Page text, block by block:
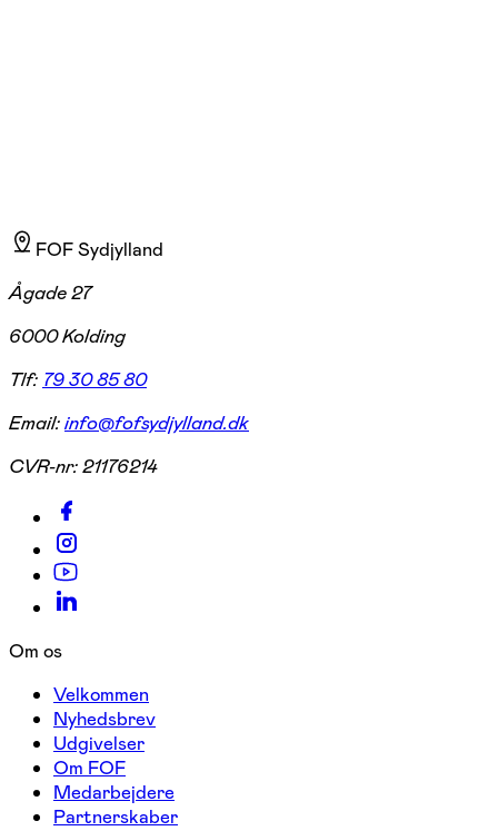
FOF Sydjylland
Ågade 27
6000 Kolding
Tlf: 79 30 85 80
Email:info@fofsydjylland.dk
CVR-nr:21176214
Om os
Velkommen
Nyhedsbrev
Udgivelser
Om FOF
Medarbejdere
Partnerskaber